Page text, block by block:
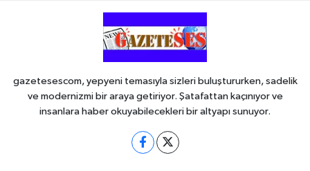
gazetesescom, yepyeni temasıyla sizleri buluştururken, sadelik
ve modernizmi bir araya getiriyor. Şatafattan kaçınıyor ve
insanlara haber okuyabilecekleri bir altyapı sunuyor.